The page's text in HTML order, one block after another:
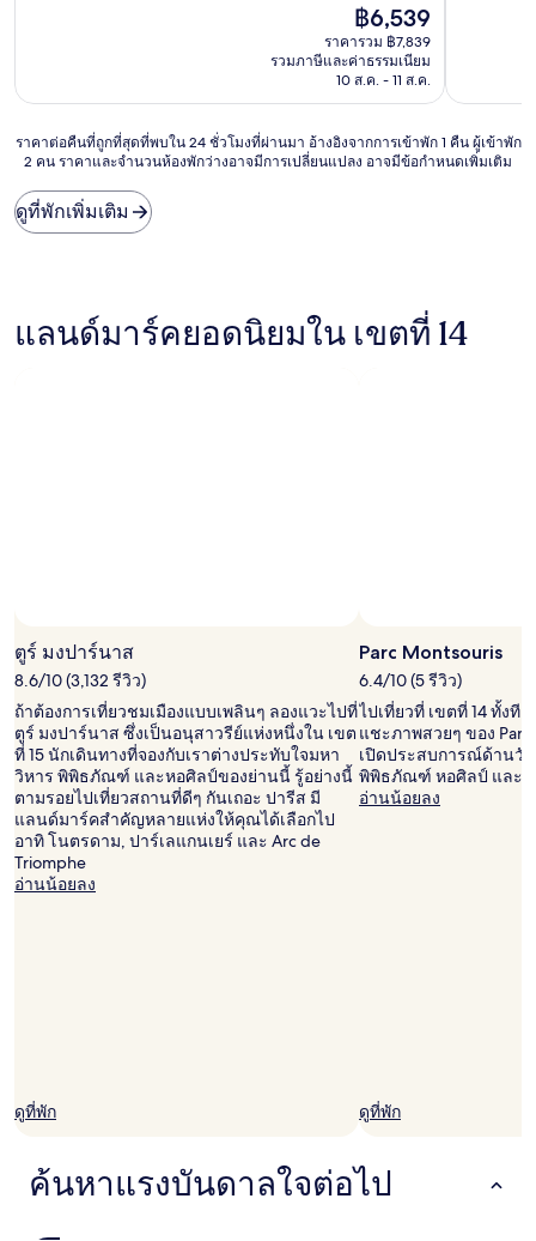
ราคา
ปัจจุบัน
คือ
฿6,539
฿6,539
ราคารวม ฿7,839
รวมภาษีและค่าธรรมเนียม
10 ส.ค. - 11 ส.ค.
รีวิว)
ราคา
ต่อ
ที่
ถูก
ชั่วโมง
คน
ราคา
และ
จำนวน
ห้อง
พัก
ว่าง
อาจ
มี
การ
เปลี่ยนแปลง
อาจ
ราคาต่อคืนที่ถูกที่สุดที่พบใน 24 ชั่วโมงที่ผ่านมา อ้างอิงจากการเข้าพัก 1 คืน ผู้เข้าพัก
2 คน ราคาและจำนวนห้องพักว่างอาจมีการเปลี่ยนแปลง อาจมีข้อกำหนดเพิ่มเติม
ดูที่พักเพิ่มเติม
แลนด์มาร์คยอดนิยมใน เขตที่ 14
ตูร์ มงปาร์นาส
8.6/10 (3,132 รีวิว)
ถ้าต้องการเที่ยวชมเมืองแบบเพลินๆ ลองแวะไปที่
ตูร์ มงปาร์นาส ซึ่งเป็นอนุสาวรีย์แห่งหนึ่งใน เขต
ที่ 15 นักเดินทางที่จองกับเราต่างประทับใจมหา
วิหาร พิพิธภัณฑ์ และหอศิลป์ของย่านนี้ รู้อย่างนี้
ตามรอยไปเที่ยวสถานที่ดีๆ กันเถอะ ปารีส มี
แลนด์มาร์คสำคัญหลายแห่งให้คุณได้เลือกไป
อาทิ โนตรดาม, ปาร์เลแกนเยร์ และ Arc de
Triomphe
อ่านน้อยลง
ดูที่พัก
Parc Montsouris
6.4/10 (5 รีวิว)
ไปเที่ยวที่ เขตที่ 14 ทั้งที
แชะภาพสวยๆ ของ
เปิดประสบการณ์ด้านวั
พิพิธภัณฑ์ หอศิลป์ และม
อ่านน้อยลง
ดูที่พัก
ค้นหาแรงบันดาลใจต่อไป